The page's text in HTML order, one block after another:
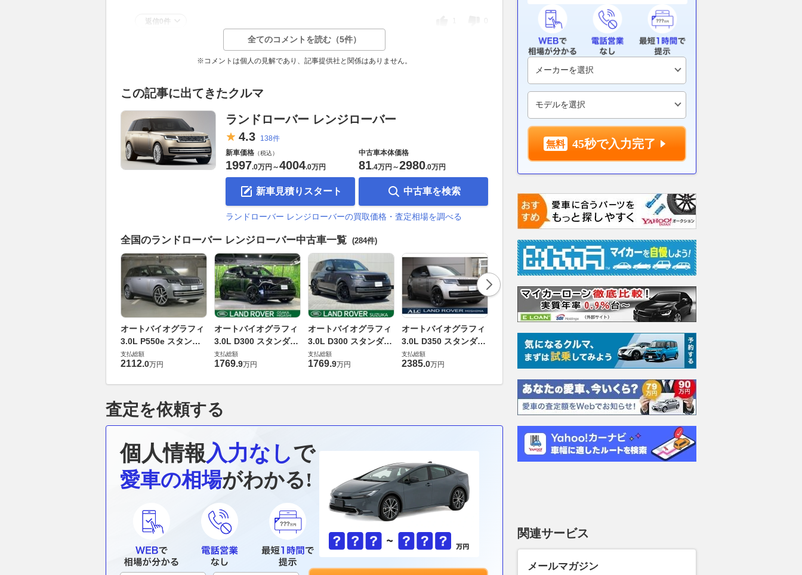
返信0件 1
全てのコメントを読む（5件）
※コメントは個人の見解であり、記事提供社と関係はありません。
この記事に出てきたクルマ
ランドローバー レンジローバー
4.3
138件
新車価格 （税込）
1997.0万円 ～4004.0万円
新車見積りスタート
中古車本体価格
81.4万円 ～2980.0万円
中古車を検索
ランドローバー レンジローバーの買取価格・査定相場を調べる
全国のランドローバー レンジローバー中古車一覧 (284件)
オートバイオグラフィ
3.0L P550e スタンダ
ードホイールベース
4WD
支払総額
2112.0万円
オートバイオグラフィ
3.0L D300 スタンダー
ドホイールベース ディ
ーゼルターボ 4WD
支払総額
1769.9万円
オートバイオグラフィ
3.0L D300 スタンダー
ドホイールベース ディ
ーゼルターボ 4WD
支払総額
1769.9万円
オートバイオグラフィ
3.0L D350 スタンダー
ドホイールベース ディ
ーゼルターボ 4WD
支払総額
2385.0万円
オートバイオグラフィ
ールベース 4WD
万円
オートバイオグラフィ
3.0L D350 スタンダー
ドホイールベース ディ
ーゼルターボ 4WD
支払総額
1908. 万円
SV 4.4L P615 スタン
ダードホイールベース
4WD
支払総額
2699
査定を依頼する
個人情報入力なしで
愛車の相場がわかる!
45秒で入力完了
関連サービス
メールマガジン